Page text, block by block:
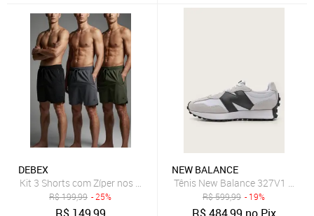
DEBEX
Kit 3 Shorts com Zíper nos Bolsos Bermuda de Tactel com Elastano
R$199,99 - 25%
NEW BALANCE
Tênis New Balance 327V1
R$599,99 - 19%